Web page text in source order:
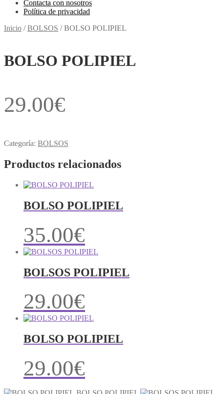
Contacta con nosotros
Política de privacidad
Inicio /BOLSOS /BOLSO POLIPIEL
BOLSO POLIPIEL
29.00€
Categoría: BOLSOS
Productos relacionados
BOLSO POLIPIEL
35.00€
BOLSOS POLIPIEL
29.00€
BOLSO POLIPIEL
29.00€